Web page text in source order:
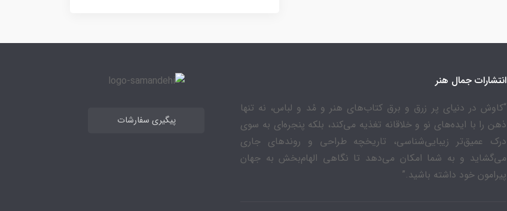
انتشارات جمال هنر
“کاوش در دنیای پر زرق و برق کتاب‌های هنر و مُد و لباس، نه تنها
ذهن را با ایده‌های نو و خلاقانه تغذیه می‌کند، بلکه پنجره‌ای به سوی
درک عمیق‌تر زیبایی‌شناسی، تاریخچه طراحی و روندهای جاری
می‌گشاید و به شما امکان می‌دهد تا نگاهی الهام‌بخش به جهان
پیرامون خود داشته باشید.”
پیگیری سفارشات